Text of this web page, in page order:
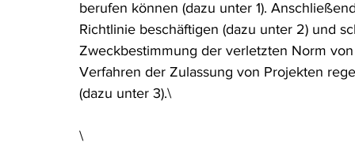
berufen können (dazu unter 1).
Richtlinie beschäftigen (dazu unter 2) und
Zweckbestimmung der verletzten Norm
Verfahren der Zulassung von Projekten
(dazu unter 3).\
\